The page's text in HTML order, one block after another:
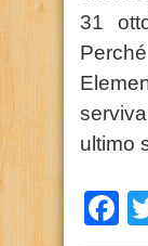
31
ultimo